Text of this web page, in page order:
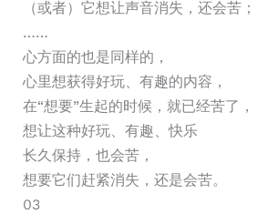
（或者）它想让声音消失，还会苦；
……
心方面的也是同样的，
心里想获得好玩、有趣的内容，
在“想要”生起的时候，就已经苦了，
想让这种好玩、有趣、快乐
长久保持，也会苦，
想要它们赶紧消失，还是会苦。
03